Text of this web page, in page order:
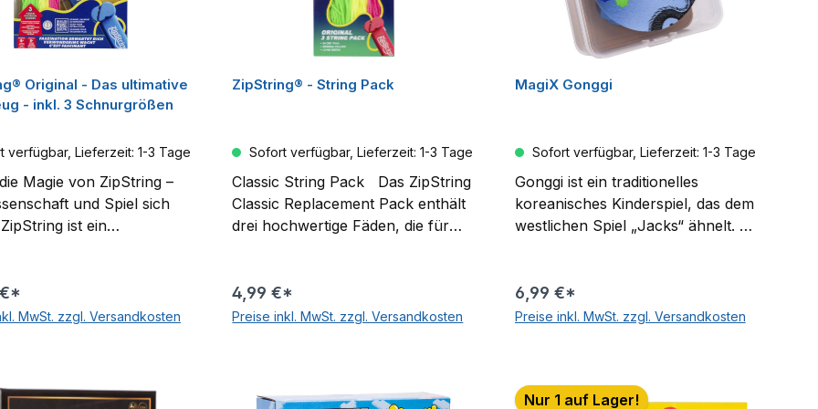
Das Set enthält:
Airbrush-
4 verschiedene
Aufklebe-
1
1,5V AA (nicht
und Realismus – für echte Skate-
Vibes mit deinen Fingern!
Original - Das ultimative
- inkl. 3 Schnurgrößen
verfügbar, Lieferzeit: 1-3 Tage
Magie von ZipString –
und Spiel sich
ist ein
verschwimmen
patentierte Erfindung
Flugerfahrung
MwSt. zzgl. Versandkosten
ZipString® - String Pack
Sofort verfügbar, Lieferzeit: 1-3 Tage
Classic String Pack Das ZipString
Classic Replacement Pack enthält
drei hochwertige Fäden, die für
Stunts ermöglichen! Kurzer
rosafarbener Faden – ganz leicht:
Normalsterbliche: Ideal für
4,99 €*
Preise inkl. MwSt. zzgl. Versandkosten
MagiX Gonggi
Sofort verfügbar, Lieferzeit: 1-3 Tage
Gonggi ist ein traditionelles
koreanisches Kinderspiel, das dem
westlichen Spiel „Jacks“ ähnelt. Es
Kieselsteinen) gespielt. Das Spiel
fördert Geschicklichkeit, Hand-
werden auf den Boden geworfen.
6,99 €*
Preise inkl. MwSt. zzgl. Versandkosten
Nur 1 auf Lager!